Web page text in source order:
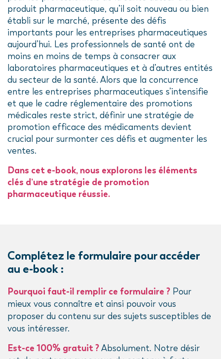
produit pharmaceutique, qu’il soit nouveau ou bien
établi sur le marché, présente des défis
importants pour les entreprises pharmaceutiques
aujourd’hui. Les professionnels de santé ont de
moins en moins de temps à consacrer aux
laboratoires pharmaceutiques et à d’autres entités
du secteur de la santé. Alors que la concurrence
entre les entreprises pharmaceutiques s’intensifie
et que le cadre réglementaire des promotions
médicales reste strict, définir une stratégie de
promotion efficace des médicaments devient
crucial pour surmonter ces défis et augmenter les
ventes.
Dans cet e-book, nous explorons les éléments
clés d’une stratégie de promotion
pharmaceutique réussie.
Complétez le formulaire pour accéder
au e-book :
Pourquoi faut-il remplir ce formulaire ? Pour
mieux vous connaître et ainsi pouvoir vous
proposer du contenu sur des sujets susceptibles de
vous intéresser.
Est-ce 100% gratuit ?Absolument. Notre désir